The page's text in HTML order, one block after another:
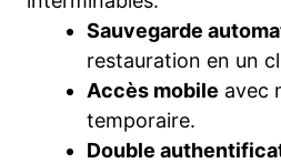
Sauvegarde
restauration en un
Accès mobile avec
temporaire.
Double